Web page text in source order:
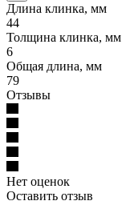
Длина клинка, мм
44
Толщина клинка, мм
6
Общая длина, мм
79
Отзывы
Нет оценок
Оставить отзыв